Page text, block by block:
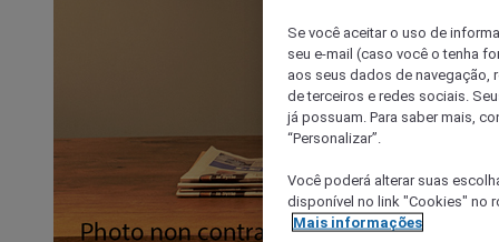
Se você aceitar o uso de
seu e-mail (caso você o tenha
aos seus dados de navegação,
de terceiros e redes sociais.
já possuam. Para saber mais,
“Personalizar”.
Você poderá alterar suas
disponível no link "Cookies" no
Mais informações